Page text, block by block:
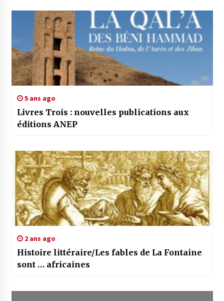
5 ans ago
Livres Trois : nouvelles publications aux
éditions ANEP
2 ans ago
Histoire littéraire/Les fables de La Fontaine
sont … africaines